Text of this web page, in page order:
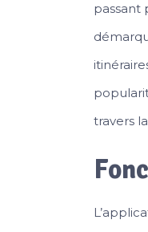
passant
travers